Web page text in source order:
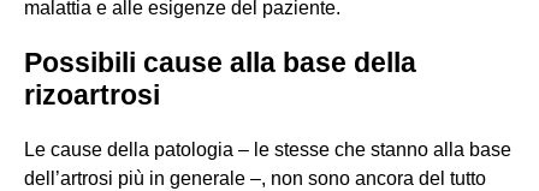
malattia e alle esigenze del paziente.
Possibili cause alla base della
rizoartrosi
Le cause della patologia – le stesse che stanno alla base
dell’artrosi più in generale –, non sono ancora del tutto